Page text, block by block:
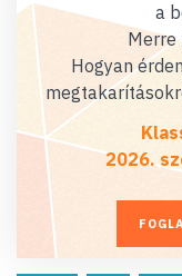
a
Merre
Hogyan
2026.